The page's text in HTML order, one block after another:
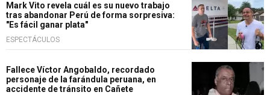
Mark Vito revela cuál es su nuevo trabajo
tras abandonar Perú de forma sorpresiva:
"Es fácil ganar plata"
ESPECTÁCULOS
Fallece Víctor Angobaldo, recordado
personaje de la farándula peruana, en
accidente de tránsito en Cañete